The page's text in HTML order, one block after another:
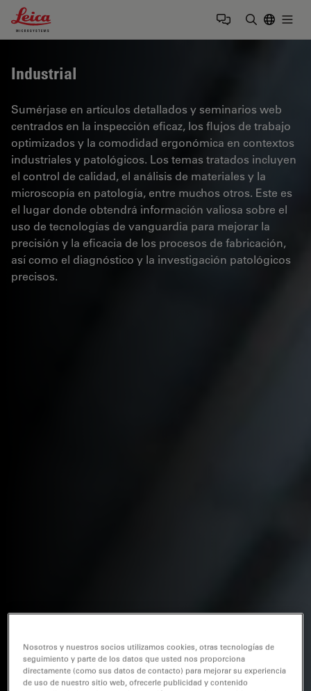
Leica Microsystems Logo
Industrial
Sumérjase en artículos detallados y seminarios web
centrados en la inspección eficaz, los flujos de trabajo
optimizados y la comodidad ergonómica en contextos
industriales y patológicos. Los temas tratados incluyen
el control de calidad, el análisis de materiales y la
microscopía en patología, entre muchos otros. Este es
el lugar donde obtendrá información valiosa sobre el
uso de tecnologías de vanguardia para mejorar la
precisión y la eficacia de los procesos de fabricación,
así como el diagnóstico y la investigación patológicos
precisos.
Nosotros y nuestros socios utilizamos cookies, otras tecnologías de
seguimiento y parte de los datos que usted nos proporciona
directamente (como sus datos de contacto) para mejorar su experiencia
de uso de nuestro sitio web, ofrecerle publicidad y contenido